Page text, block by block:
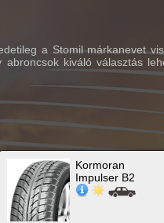
a Stomil márkanevet
kiváló választás
Kormoran
Impulser B2